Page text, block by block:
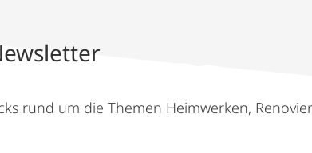
rund um die Themen Heimwerken,